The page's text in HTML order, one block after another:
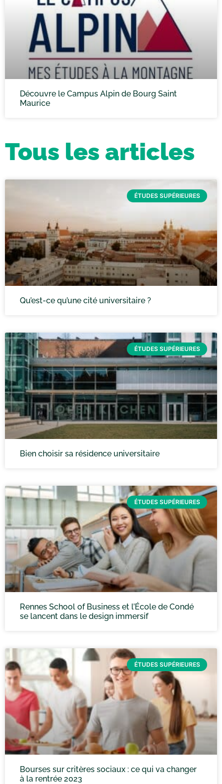
Découvre le Campus Alpin de Bourg Saint
Maurice
Tous les articles
ÉTUDES SUPÉRIEURES
Qu’est-ce qu’une cité universitaire ?
ÉTUDES SUPÉRIEURES
Bien choisir sa résidence universitaire
ÉTUDES SUPÉRIEURES
Rennes School of Business et l’École de Condé
se lancent dans le design immersif
ÉTUDES SUPÉRIEURES
Bourses sur critères sociaux : ce qui va changer
à la rentrée 2023